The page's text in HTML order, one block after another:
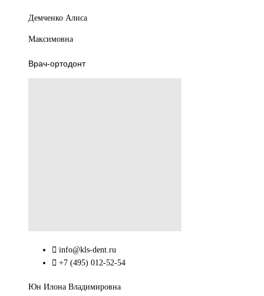
Демченко Алиса
Максимовна
Врач-ортодонт
info@kls-dent.ru
+7 (495) 012-52-54
Юн Илона Владимировна